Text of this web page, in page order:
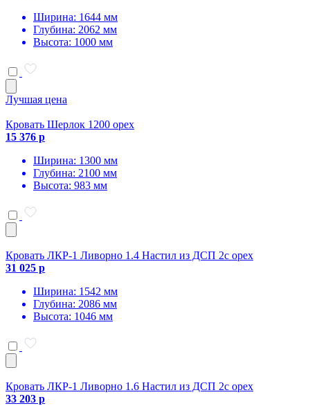
Ширина: 1644 мм
Глубина: 2062 мм
Высота: 1000 мм
Лучшая цена
Кровать Шерлок 1200 орех
15 376 р
Ширина: 1300 мм
Глубина: 2100 мм
Высота: 983 мм
Кровать ЛКР-1 Ливорно 1.4 Настил из ДСП 2с орех
31 025 р
Ширина: 1542 мм
Глубина: 2086 мм
Высота: 1046 мм
Кровать ЛКР-1 Ливорно 1.6 Настил из ДСП 2с орех
33 203 р